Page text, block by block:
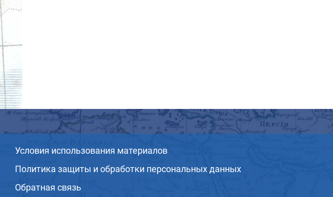
Условия использования материалов
Политика защиты и обработки персональных данных
Обратная связь